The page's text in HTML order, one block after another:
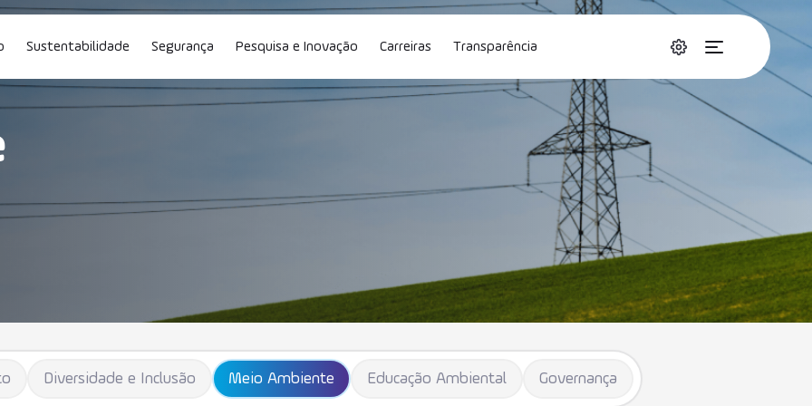
Sustentabilidade Segurança Pesquisa e Inovação Carreiras Transparência
Contact
Portal do Usuário
Accessibilidade
Diversidade e Inclusão Meio Ambiente Educação Ambiental Governança